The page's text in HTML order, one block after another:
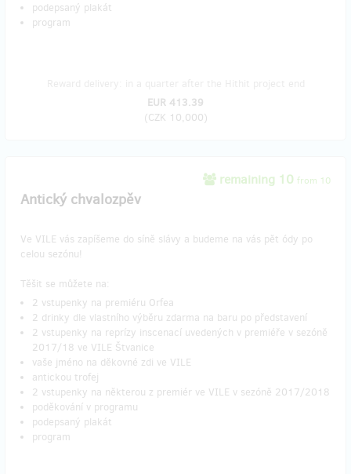
podepsaný plakát
program
EUR 413.39
(CZK 10,000)
remaining 10 from 10
Antický chvalozpěv
Ve VILE vás zapíšeme do síně slávy a budeme na vás pět ódy po
celou sezónu!
Těšit se můžete na:
2 vstupenky na premiéru Orfea
2 drinky dle vlastního výběru zdarma na baru po představení
2 vstupenky na reprízy inscenací uvedených v premiéře v sezóně
2017/18 ve VILE Štvanice
vaše jméno na děkovné zdi ve VILE
antickou trofej
2 vstupenky na některou z premiér ve VILE v sezóně 2017/2018
poděkování v programu
podepsaný plakát
program